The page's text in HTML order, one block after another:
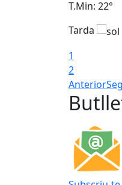
T.Min: 22°
Tarda
1
2
Anterior